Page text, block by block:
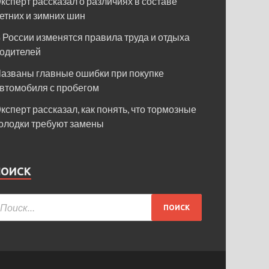
и зимних шин
России изменятся правила труда и отдыха
главные ошибки при покупке
с пробегом
рассказал, как понять, что тормозные
требуют замены